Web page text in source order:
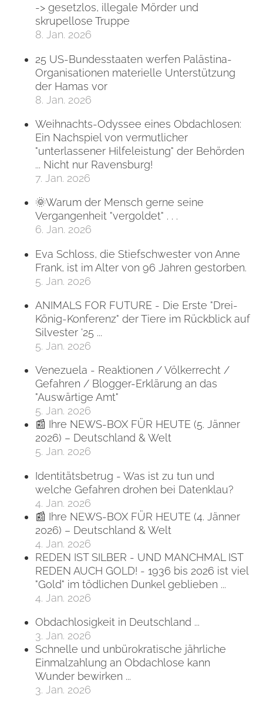
-> gesetzlos, illegale Mörder und
skrupellose Truppe
8. Jan. 2026
25 US-Bundesstaaten werfen Palästina-
Organisationen materielle Unterstützung
der Hamas vor
8. Jan. 2026
Weihnachts-Odyssee eines Obdachlosen:
Ein Nachspiel von vermutlicher
"unterlassener Hilfeleistung" der Behörden
... Nicht nur Ravensburg!
7. Jan. 2026
🌞Warum der Mensch gerne seine
Vergangenheit "vergoldet" . . .
6. Jan. 2026
Eva Schloss, die Stiefschwester von Anne
Frank, ist im Alter von 96 Jahren gestorben.
5. Jan. 2026
ANIMALS FOR FUTURE - Die Erste "Drei-
König-Konferenz" der Tiere im Rückblick auf
Silvester '25 ...
5. Jan. 2026
Venezuela - Reaktionen / Völkerrecht /
Gefahren / Blogger-Erklärung an das
"Auswärtige Amt"
5. Jan. 2026
📰 Ihre NEWS-BOX FÜR HEUTE (5. Jänner
2026) – Deutschland & Welt
5. Jan. 2026
Identitätsbetrug - Was ist zu tun und
welche Gefahren drohen bei Datenklau?
4. Jan. 2026
📰 Ihre NEWS-BOX FÜR HEUTE (4. Jänner
2026) – Deutschland & Welt
4. Jan. 2026
REDEN IST SILBER - UND MANCHMAL IST
REDEN AUCH GOLD! - 1936 bis 2026 ist viel
"Gold" im tödlichen Dunkel geblieben ...
4. Jan. 2026
Obdachlosigkeit in Deutschland ...
3. Jan. 2026
Schnelle und unbürokratische jährliche
Einmalzahlung an Obdachlose kann
Wunder bewirken ...
3. Jan. 2026